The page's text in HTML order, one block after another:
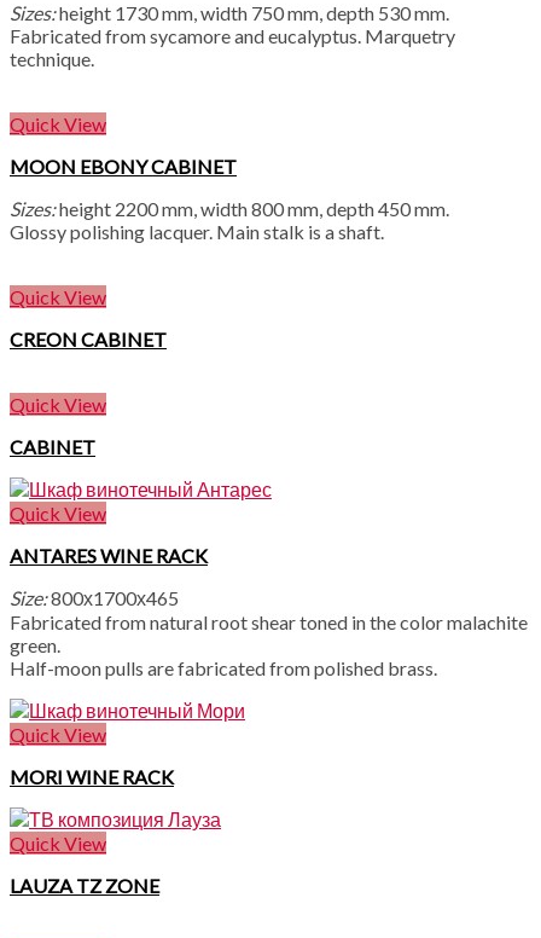
Sizes:height 1730 mm, width 750 mm, depth 530 mm.
Fabricated from sycamore and eucalyptus. Marquetry
technique.
Quick View
MOON EBONY CABINET
Sizes:height 2200 mm, width 800 mm, depth 450 mm.
Glossy polishing lacquer. Main stalk is a shaft.
Quick View
CREON CABINET
Quick View
CABINET
Quick View
ANTARES WINE RACK
Size:800х1700х465
Fabricated from natural root shear toned in the color malachite
green.
Half-moon pulls are fabricated from polished brass.
Quick View
MORI WINE RACK
Quick View
LAUZA TZ ZONE